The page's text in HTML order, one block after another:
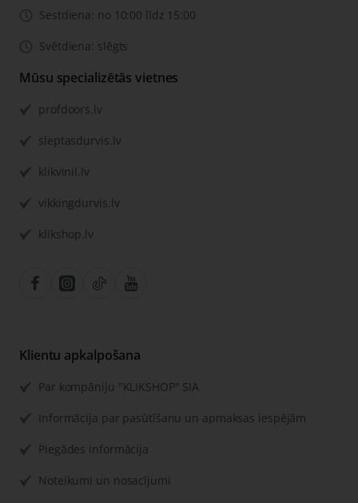
Sestdiena: no 10:00 līdz 15:00
Svētdiena: slēgts
Mūsu specializētās vietnes
profdoors.lv
sleptasdurvis.lv
klikvinil.lv
vikkingdurvis.lv
klikshop.lv
Klientu apkalpošana
Par kompāniju "KLIKSHOP" SIA
Informācija par pasūtīšanu un apmaksas iespējām
Piegādes informācija
Noteikumi un nosacījumi